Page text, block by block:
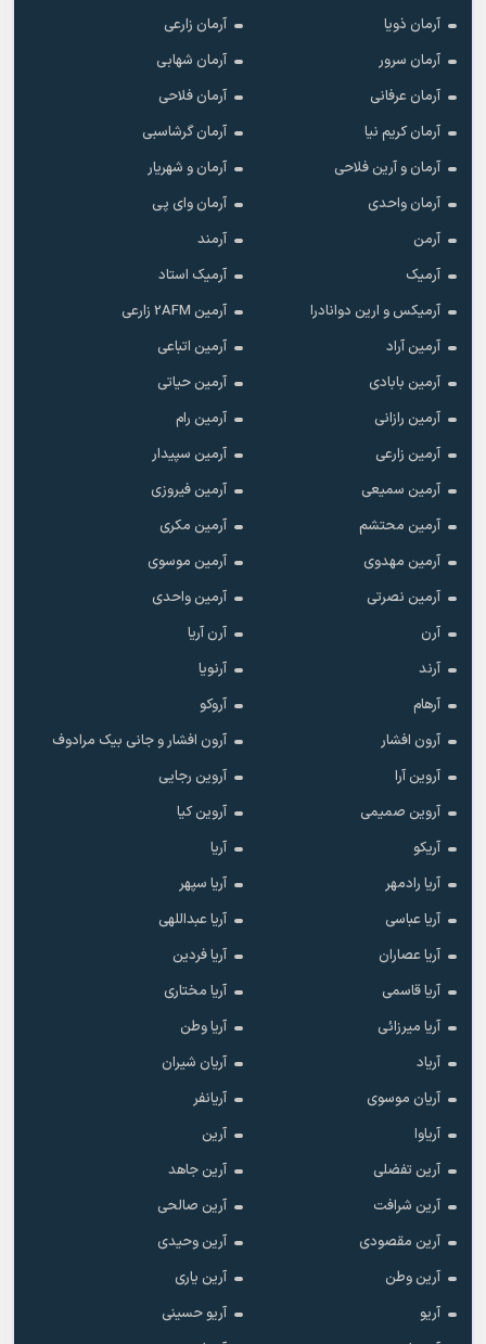
آرمان ذویا
آرمان زارعی
آرمان سرور
آرمان شهابی
آرمان عرفانی
آرمان فلاحی
آرمان کریم نیا
آرمان گرشاسبی
آرمان و آرین فلاحی
آرمان و شهریار
آرمان واحدی
آرمان وای پی
آرمن
آرمند
آرمیک
آرمیک استاد
آرمیکس و ارین دوانادرا
آرمین 2AFM زارعی
آرمین آراد
آرمین اتباعی
آرمین بابادی
آرمین حیاتی
آرمین رازانی
آرمین رام
آرمین زارعی
آرمین سپیدار
آرمین سمیعی
آرمین فیروزی
آرمین محتشم
آرمین مکری
آرمین مهدوی
آرمین موسوی
آرمین نصرتی
آرمین واحدی
آرن
آرن آریا
آرند
آرنویا
آرهام
آروکو
آرون افشار
آرون افشار و جانی بیک مرادوف
آروین آرا
آروین رجایی
آروین صمیمی
آروین کیا
آریکو
آریا
آریا رادمهر
آریا سپهر
آریا عباسی
آریا عبداللهی
آریا عصاران
آریا فردین
آریا قاسمی
آریا مختاری
آریا میرزائی
آریا وطن
آریاد
آریان شیران
آریان موسوی
آریانفر
آریاوا
آرین
آرین تفضلی
آرین جاهد
آرین شرافت
آرین صالحی
آرین مقصودی
آرین وحیدی
آرین وطن
آرین یاری
آریو
آریو حسینی